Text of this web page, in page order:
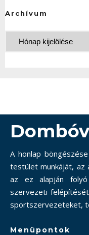
Archívum
A honlap
testület munkáját, az
az ez alapján
szervezeti
sportszervezeteket,
Menüpontok